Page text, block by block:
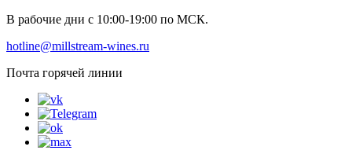
В рабочие дни с 10:00-19:00 по МСК.
hotline@millstream-wines.ru
Почта горячей линии